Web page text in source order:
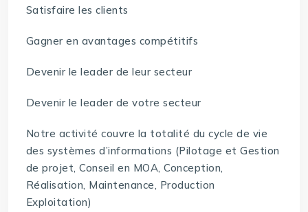
Satisfaire les clients
Gagner en avantages compétitifs
Devenir le leader de leur secteur
Devenir le leader de votre secteur
Notre activité couvre la totalité du cycle de vie
des systèmes d’informations (Pilotage et Gestion
de projet, Conseil en MOA, Conception,
Réalisation, Maintenance, Production
Exploitation)